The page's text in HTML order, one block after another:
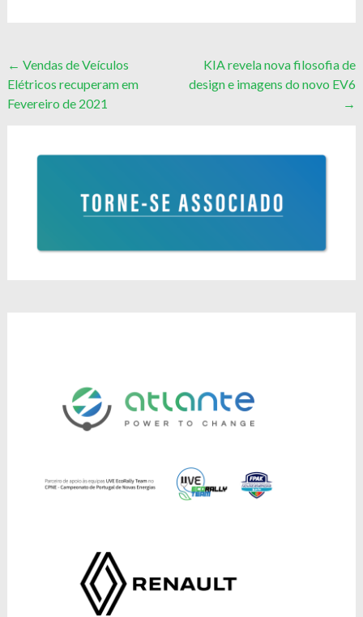
Post
navigation
← Vendas de Veículos
Elétricos recuperam em
Fevereiro de 2021
KIA revela nova filosofia de
design e imagens do novo EV6
→